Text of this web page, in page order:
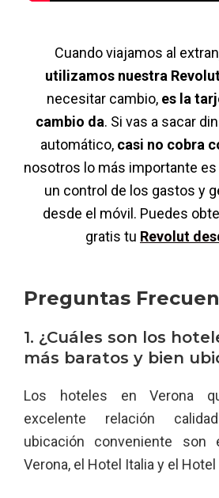
Cuando viajamos al
utilizamos nuestra
necesitar cambio, es la
cambio da. Si vas a sacar
automático, casi no cobra
nosotros lo más importante
un control de los gastos y
desde el móvil. Puedes
gratis tu Revolut
Preguntas
1. ¿Cuáles son los
más baratos y bien
Los hoteles en Verona
excelente relación
ubicación conveniente
Verona, el Hotel Italia y el Hotel